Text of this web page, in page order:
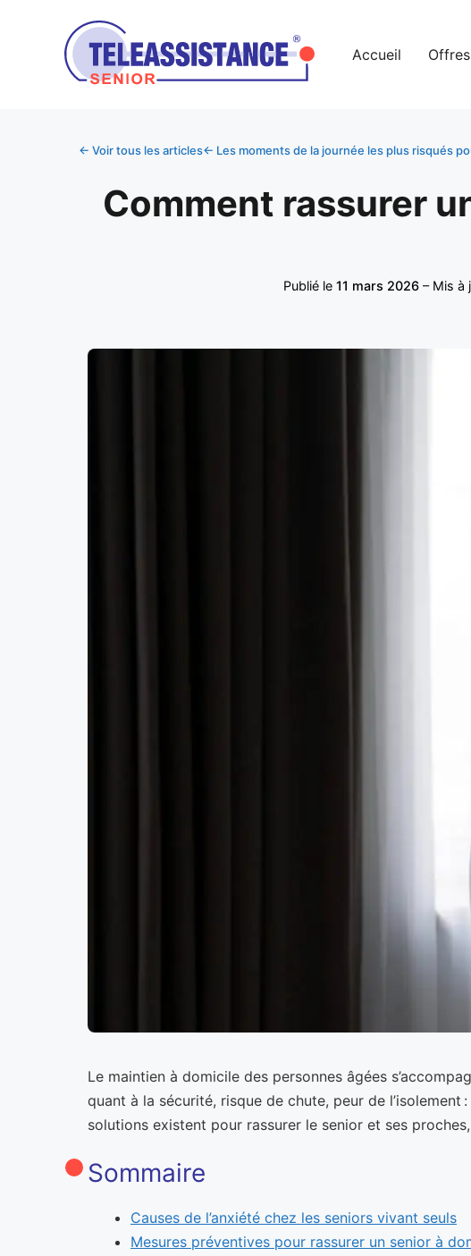
Accueil
← Voir tous les articles← Les moments de la journée les plus risqués
Comment rassurer
Publié le 11 mars 2026– Mis à
Le maintien à domicile des personnes âgées
quant à la sécurité, risque de chute, peur de
solutions existent pour rassurer le senior et ses
Sommaire
Causes de l’anxiété chez les seniors vivant seuls
Mesures préventives pour rassurer un senior à